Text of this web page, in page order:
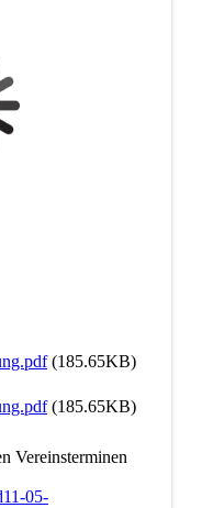
(185.65KB)
(185.65KB)
Vereinsterminen
05-